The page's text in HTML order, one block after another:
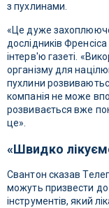
з пухлинами.
«Це дуже
дослідників
інтерв'ю газеті.
організму для
пухлини
компанія не може
розвивається вже
це».
«Швидко
Свантон сказав
можуть призвести
інструментів, який